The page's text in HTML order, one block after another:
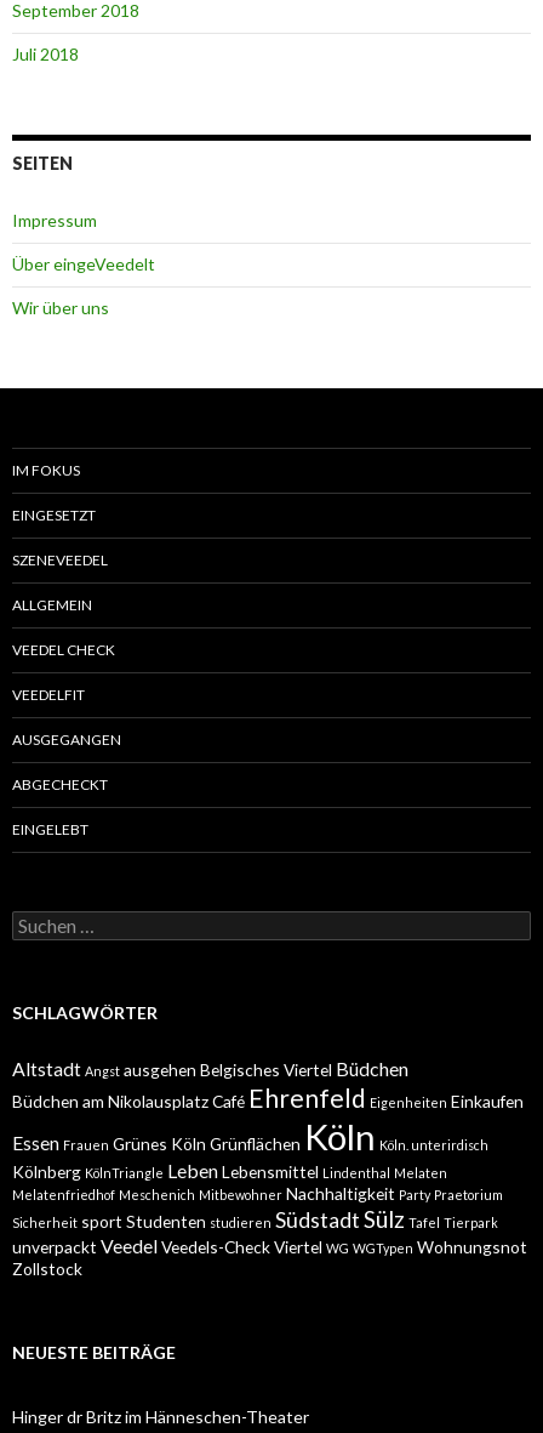
September 2018
Juli 2018
SEITEN
Impressum
Über eingeVeedelt
Wir über uns
IM FOKUS
EINGESETZT
SZENEVEEDEL
ALLGEMEIN
VEEDEL CHECK
VEEDELFIT
AUSGEGANGEN
ABGECHECKT
EINGELEBT
Suchen
nach:
SCHLAGWÖRTER
Altstadt Angst ausgehen Belgisches Viertel Büdchen
Büdchen am NikolausplatzCafé Ehrenfeld Eigenheiten Einkaufen
Essen Frauen Grünes Köln Grünflächen Köln Köln. unterirdisch
Kölnberg KölnTriangle LebenLebensmittel Lindenthal Melaten
Melatenfriedhof Meschenich Mitbewohner Nachhaltigkeit Party Praetorium
Sicherheit sport Studenten studieren SüdstadtSülz Tafel Tierpark
unverpackt VeedelVeedels-CheckViertel WG WGTypen Wohnungsnot
Zollstock
NEUESTE BEITRÄGE
Hinger dr Britz im Hänneschen-Theater